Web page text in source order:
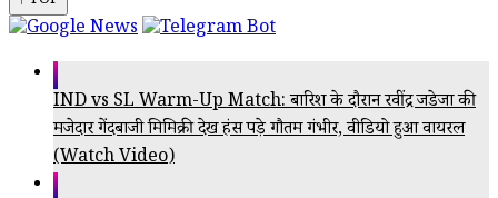
IND vs SL Warm-Up Match: बारिश के दौरान रवींद्र जडेजा की
मजेदार गेंदबाजी मिमिक्री देख हंस पड़े गौतम गंभीर, वीडियो हुआ वायरल
(Watch Video)